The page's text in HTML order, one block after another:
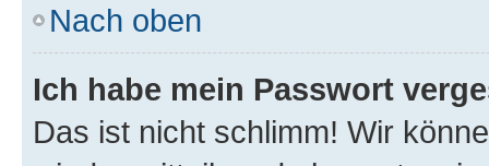
Nach oben
Ich habe mein Passwort
Das ist nicht schlimm! Wir